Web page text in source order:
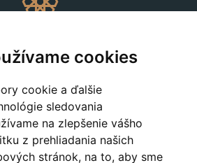
cookies
cookie a ďalšie
sledovania
na zlepšenie vášho
z prehliadania našich
stránok, na to, aby sme
+420 311 604 182